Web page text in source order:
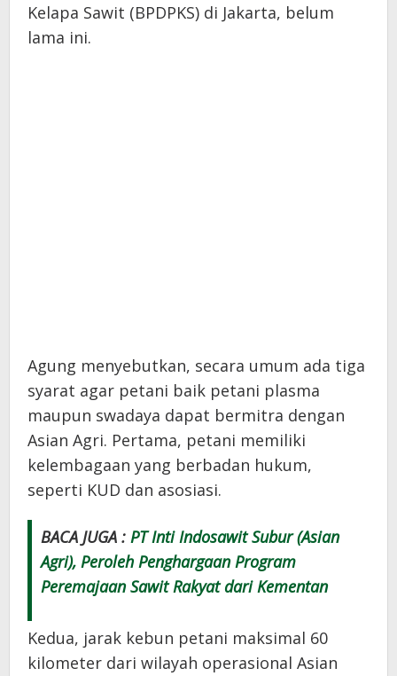
Kelapa Sawit (BPDPKS) di Jakarta, belum
lama ini.
Agung menyebutkan, secara umum ada tiga
syarat agar petani baik petani plasma
maupun swadaya dapat bermitra dengan
Asian Agri. Pertama, petani memiliki
kelembagaan yang berbadan hukum,
seperti KUD dan asosiasi.
BACA JUGA : PT Inti Indosawit Subur (Asian
Agri), Peroleh Penghargaan Program
Peremajaan Sawit Rakyat dari Kementan
Kedua, jarak kebun petani maksimal 60
kilometer dari wilayah operasional Asian